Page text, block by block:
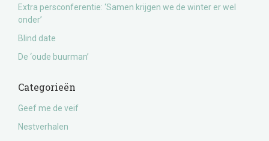
Extra persconferentie: ‘Samen krijgen we de winter er wel
onder’
Blind date
De ‘oude buurman’
Categorieën
Geef me de veif
Nestverhalen